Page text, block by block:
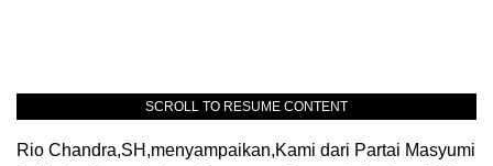
SCROLL TO RESUME CONTENT
Rio Chandra,SH,menyampaikan,Kami dari Partai Masyumi